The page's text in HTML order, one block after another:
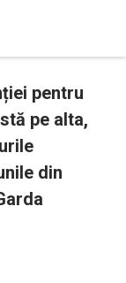
pentru
pe alta,
din